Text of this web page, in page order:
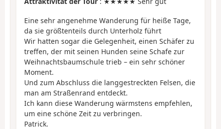
Eine sehr angenehme Wanderung für heiße Tage,
da sie größtenteils durch Unterholz führt
Wir hatten sogar die Gelegenheit, einen Schäfer zu
treffen, der mit seinen Hunden seine Schafe zur
Weihnachtsbaumschule trieb – ein sehr schöner
Moment.
Und zum Abschluss die langgestreckten Felsen, die
man am Straßenrand entdeckt.
Ich kann diese Wanderung wärmstens empfehlen,
um eine schöne Zeit zu verbringen.
Patrick.